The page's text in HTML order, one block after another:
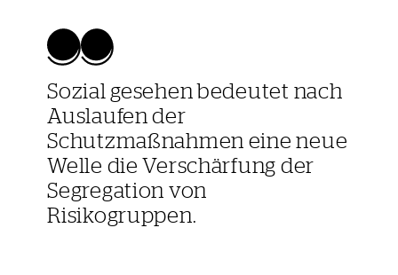
Sozial gesehen bedeutet nach
Auslaufen der
Schutzmaßnahmen eine neue
Welle die Verschärfung der
Segregation von
Risikogruppen.